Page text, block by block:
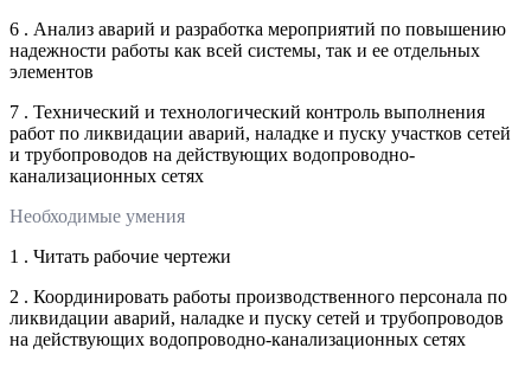
6 . Анализ аварий и разработка мероприятий по повышению
надежности работы как всей системы, так и ее отдельных
элементов
7 . Технический и технологический контроль выполнения
работ по ликвидации аварий, наладке и пуску участков сетей
и трубопроводов на действующих водопроводно-
канализационных сетях
Необходимые умения
1 . Читать рабочие чертежи
2 . Координировать работы производственного персонала по
ликвидации аварий, наладке и пуску сетей и трубопроводов
на действующих водопроводно-канализационных сетях